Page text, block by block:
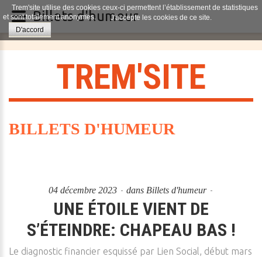
TREM'SITE
BILLETS D'HUMEUR
04 décembre 2023 dans Billets d'humeur
UNE ÉTOILE VIENT DE
S’ÉTEINDRE: CHAPEAU BAS !
Le diagnostic financier esquissé par Lien Social, début mars
Trem'site utilise des cookies ceux-ci permettent l’établissement de statistiques
et sont totalement anonymes.
J'accepte les cookies de ce site.
D'accord
Billets d'humeur